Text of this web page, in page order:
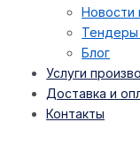
Новости
Тендеры
Блог
Услуги
Доставка и
Контакты